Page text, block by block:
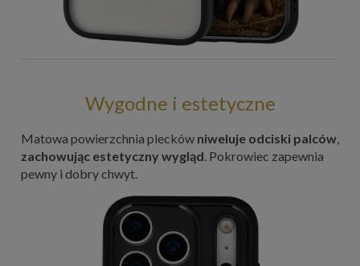
Wygodne i estetyczne
Matowa powierzchnia plecków niweluje odciski palców,
zachowując estetyczny wygląd. Pokrowiec zapewnia
pewny i dobry chwyt.